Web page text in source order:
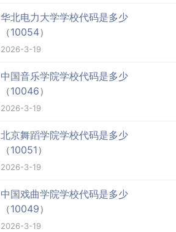
华北电力大学学校代码是多少
（10054）
2026-3-19
中国音乐学院学校代码是多少
（10046）
2026-3-19
北京舞蹈学院学校代码是多少
（10051）
2026-3-19
中国戏曲学院学校代码是多少
（10049）
2026-3-19